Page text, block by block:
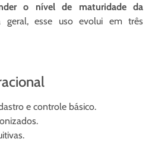
o nível de maturidade da
esse uso evolui em três
e controle básico.